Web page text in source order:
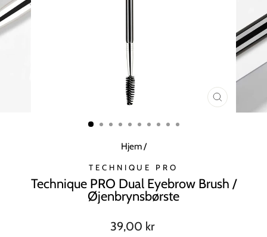
LUK
MODUL
Hjem/
TECHNIQUE PRO
Technique PRO Dual Eyebrow Brush /
Øjenbrynsbørste
Normal
39,00 kr